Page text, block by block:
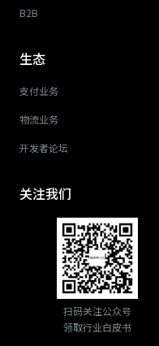
B2B
生态
支付业务
物流业务
开发者论坛
关注我们
扫码关注公众号
领取行业白皮书